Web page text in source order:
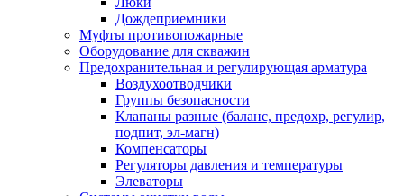
Дождеприемники
Муфты противопожарные
Оборудование для скважин
Предохранительная и регулирующая арматура
Воздухоотводчики
Группы безопасности
Клапаны разные (баланс, предохр, регулир,
подпит, эл-магн)
Компенсаторы
Регуляторы давления и температуры
Элеваторы